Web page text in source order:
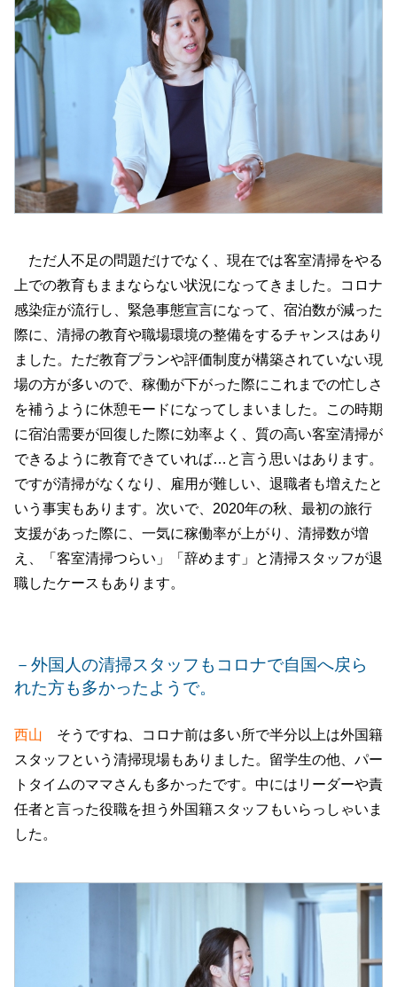
ただ人不足の問題だけでなく、現在では客室清掃をやる
上での教育もままならない状況になってきました。コロナ
感染症が流行し、緊急事態宣言になって、宿泊数が減った
際に、清掃の教育や職場環境の整備をするチャンスはあり
ました。ただ教育プランや評価制度が構築されていない現
場の方が多いので、稼働が下がった際にこれまでの忙しさ
を補うように休憩モードになってしまいました。この時期
に宿泊需要が回復した際に効率よく、質の高い客室清掃が
できるように教育できていれば…と言う思いはあります。
ですが清掃がなくなり、雇用が難しい、退職者も増えたと
いう事実もあります。次いで、2020年の秋、最初の旅行
支援があった際に、一気に稼働率が上がり、清掃数が増
え、「客室清掃つらい」「辞めます」と清掃スタッフが退
職したケースもあります。
－外国人の清掃スタッフもコロナで自国へ戻ら
れた方も多かったようで。
西山 そうですね、コロナ前は多い所で半分以上は外国籍
スタッフという清掃現場もありました。留学生の他、パー
トタイムのママさんも多かったです。中にはリーダーや責
任者と言った役職を担う外国籍スタッフもいらっしゃいま
した。